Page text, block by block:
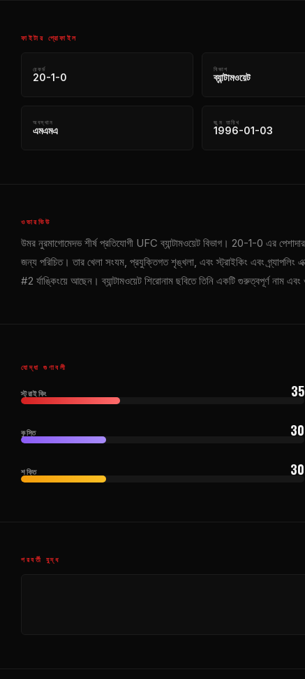
ফাইটার প্রোফাইল
রেকর্ড
20-1-0
বিভাগ
ব্যান্টামওয়েট
অবস্থান
এমএমএ
জন্ম তারিখ
1996-01-03
ওভারভিউ
উমর নুরমাগোমেদভ শীর্ষ প্রতিযোগী UFC ব্যান্টামওয়েট বিভাগ। 20-1-0 এর
জন্য পরিচিত। তার খেলা সংযম, প্রযুক্তিগত শৃঙ্খলা, এবং স্ট্রাইকিং এবং গ্র্যাপলিং
#2 র্যাঙ্কিংয়ে আছেন। ব্যান্টামওয়েট শিরোনাম ছবিতে তিনি একটি গুরুত্বপূর্ণ নাম
যোদ্ধা গুণাবলী
স্ট্রাইকিং 35
কুস্তি 30
শক্তি 30
পরবর্তী যুদ্ধ